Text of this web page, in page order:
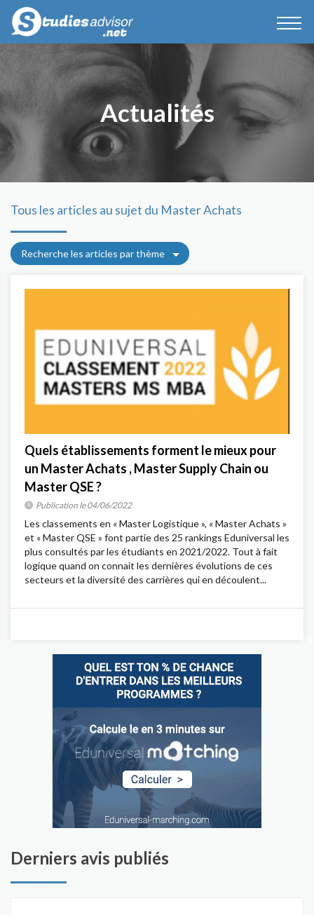
Actualités
Tous les articles au sujet du Master Achats
Recherche les articles par thème
Quels établissements forment le mieux pour
un Master Achats , Master Supply Chain ou
Master QSE ?
Publication le 04/06/2022
Les classements en « Master Logistique », « Master Achats »
et « Master QSE » font partie des 25 rankings Eduniversal les
plus consultés par les étudiants en 2021/2022. Tout à fait
logique quand on connait les dernières évolutions de ces
secteurs et la diversité des carrières qui en découlent...
Derniers avis publiés